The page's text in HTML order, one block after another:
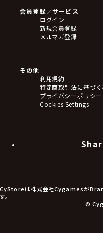
フィギュア
アクリルスタンド
バッジ
キーホルダー・スト
ステッカー・シール
タペストリー・ポス
アームサポーター
ブレードホルダー
食品・飲料品
アパレル小物
アクセサリー
会員登録／サービス
ログイン
新規会員登録
メルマガ登録
その他
利用規約
特定商取引法に基づ
プライバシーポリシー
Cookies Settings
CyStoreは株式会社Cygamesが
す。
©